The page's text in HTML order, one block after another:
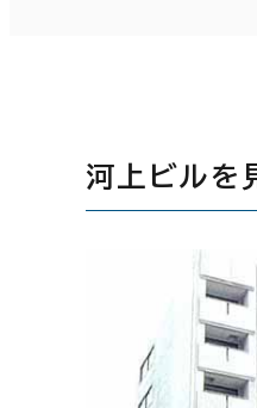
河上ビルを